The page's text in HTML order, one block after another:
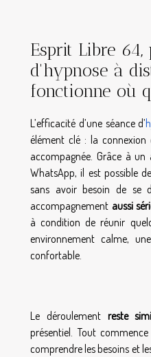
Esprit Libre 64,
d'hypnose à
fonctionne où
L’efficacité d’une séance d’
élément clé : la
accompagnée. Grâce à
WhatsApp, il est possible
sans avoir besoin de se
accompagnement aussi
à condition de réunir
environnement calme,
confortable.
Le déroulement reste
présentiel. Tout
comprendre les besoins et